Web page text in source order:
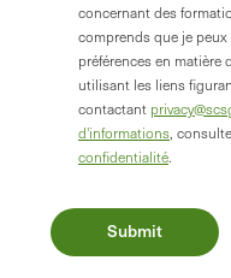
concernant des
comprends que je
préférences en matière
utilisant les liens
contactant
d'informations ,
confidentialité